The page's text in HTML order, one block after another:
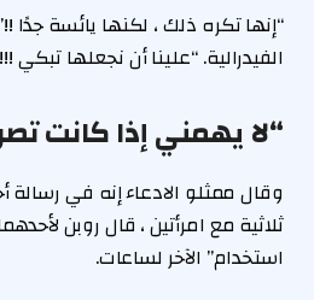
“إنها تكره ذلك ، لكنها يائسة جدًا
الفيدرالية. “علينا أن نجعلها تبكي
“لا يهمني إذا كانت
ثلاثية مع امرأتين ، قال روبن
استخدام” الآخر لساعات.